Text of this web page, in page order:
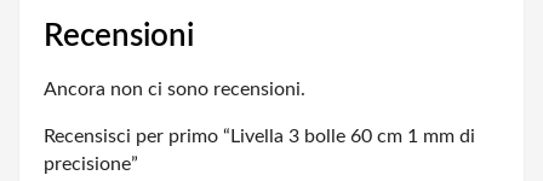
Recensioni
Ancora non ci sono recensioni.
Recensisci per primo “Livella 3 bolle 60 cm 1 mm di
precisione”